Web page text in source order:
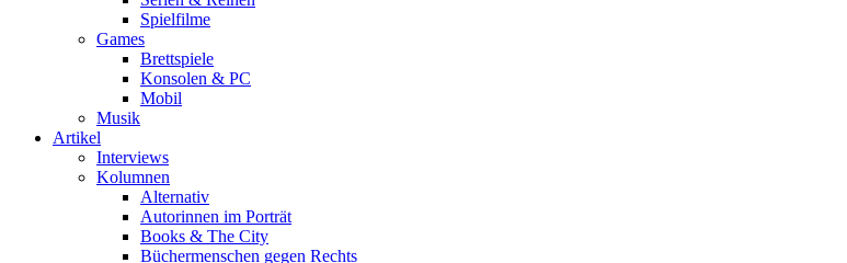
Spielfilme
Games
Brettspiele
Konsolen & PC
Mobil
Musik
Artikel
Interviews
Kolumnen
Alternativ
Autorinnen im Porträt
Books & The City
Büchermenschen gegen Rechts